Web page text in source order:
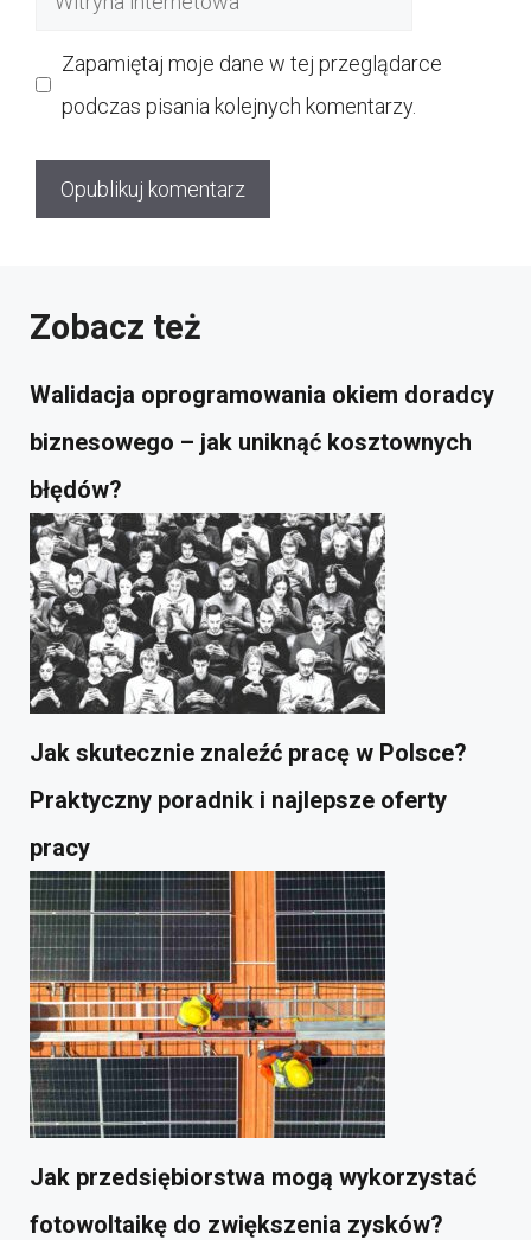
Zapamiętaj moje dane w tej przeglądarce
podczas pisania kolejnych komentarzy.
Zobacz też
Walidacja oprogramowania okiem doradcy
biznesowego – jak uniknąć kosztownych
błędów?
Jak skutecznie znaleźć pracę w Polsce?
Praktyczny poradnik i najlepsze oferty
pracy
Jak przedsiębiorstwa mogą wykorzystać
fotowoltaikę do zwiększenia zysków?